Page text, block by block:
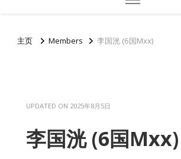
主页 Members 李国洸 (6国Mxx)
UPDATED ON 2025年8月5日
李国洸 (6国Mxx)